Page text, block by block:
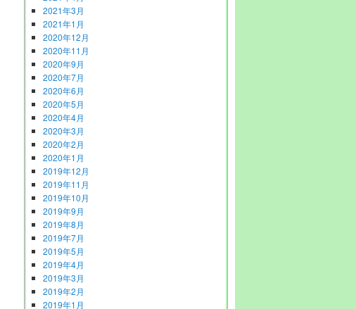
2021年3月
2021年1月
2020年12月
2020年11月
2020年9月
2020年7月
2020年6月
2020年5月
2020年4月
2020年3月
2020年2月
2020年1月
2019年12月
2019年11月
2019年10月
2019年9月
2019年8月
2019年7月
2019年5月
2019年4月
2019年3月
2019年2月
2019年1月